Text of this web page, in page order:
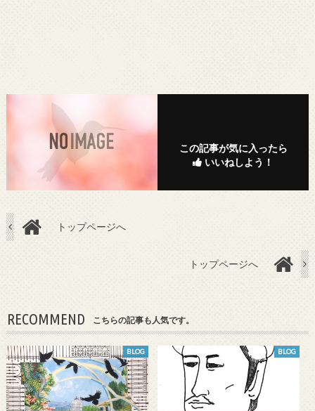
この記事が気に入ったら
いいねしよう！
トップページへ
トップページへ
RECOMMEND こちらの記事も人気です。
BLOG BLOG